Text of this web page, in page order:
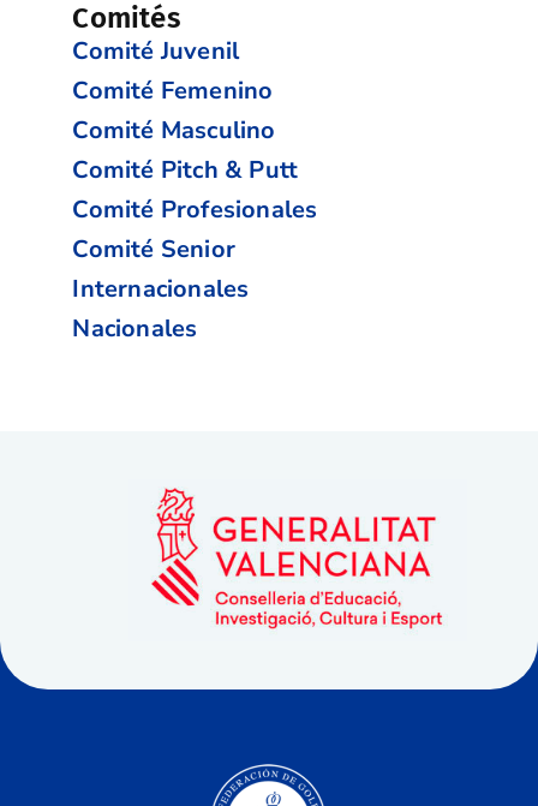
Comités
Comité Juvenil
Comité Femenino
Comité Masculino
Comité Pitch & Putt
Comité Profesionales
Comité Senior
Internacionales
Nacionales